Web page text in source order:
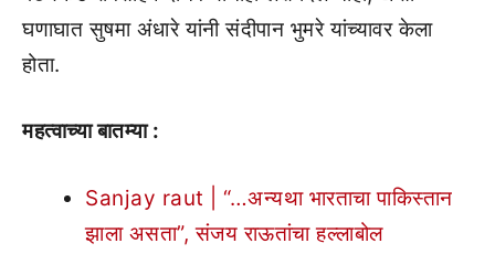
घणाघात सुषमा अंधारे यांनी संदीपान भुमरे यांच्यावर केला
होता.
महत्वाच्या बातम्या :
Sanjay raut | “…अन्यथा भारताचा पाकिस्तान
झाला असता”, संजय राऊतांचा हल्लाबोल